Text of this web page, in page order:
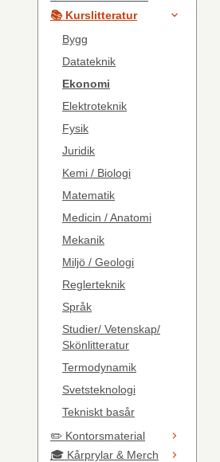
📚 Kurslitteratur
Bygg
Datateknik
Ekonomi
Elektroteknik
Fysik
Juridik
Kemi / Biologi
Matematik
Medicin / Anatomi
Mekanik
Miljö / Geologi
Reglerteknik
Språk
Studier/ Vetenskap/
Skönlitteratur
Termodynamik
Svetsteknologi
Tekniskt basår
✏️ Kontorsmaterial
🎓 Kårprylar & Merch